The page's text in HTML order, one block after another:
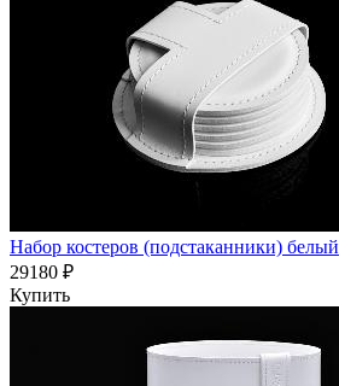
Набор костеров (подстаканники) белый
29180 ₽
Купить